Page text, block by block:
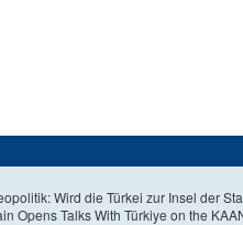
Wird die Türkei zur Insel der
Opens Talks With Türkiye on the